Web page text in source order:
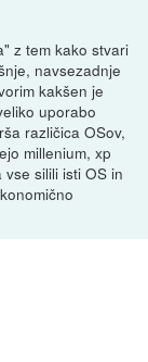
z tem kako stvari
navsezadnje
kakšen je
uporabo
različica OSov,
millenium, xp
silili isti OS in